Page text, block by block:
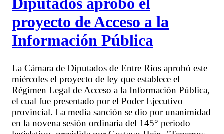
proyecto de Acceso a la
Información Pública
La Cámara de Diputados de Entre Ríos aprobó este
miércoles el proyecto de ley que establece el
Régimen Legal de Acceso a la Información Pública,
el cual fue presentado por el Poder Ejecutivo
provincial. La media sanción se dio por unanimidad
en la novena sesión ordinaria del 145° periodo